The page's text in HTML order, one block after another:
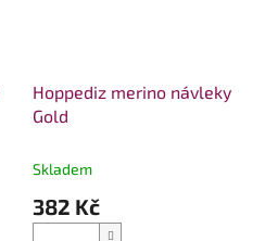
Hoppediz merino návleky
Gold
Skladem
382 Kč